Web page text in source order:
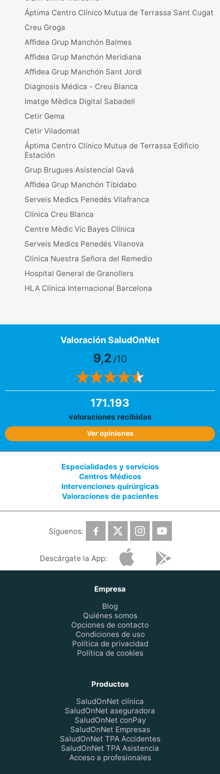
Áptima Centro Clínico Mutua de Terrassa Sant Cugat
Creu Groga
Affidea Grup Manchón Balmes
Affidea Grup Manchón Meridiana
Affidea Grup Manchón Sant Jordi
Diagnosis Médica - Creu Blanca
Imatge Mèdica Digital Sabadell
Cetir Gema
Cetir Viladomat
Áptima Centro Clínico Mutua de Terrassa Edificio
Estación
Grup Brugues Asistencial Gavá
Affidea Grup Manchón Tibidabo
Serveis Medics Penedés Vilafranca
Clínica Creu Blanca
Centre Mèdic Vic Bayes Clínica
Serveis Medics Penedés Vilanova
Clínica Nuestra Señora del Remedio
Hospital General de Granollers
HLA Clínica Internacional Barcelona
Valoración SaludOnNet
9,2 /10
171.193
valoraciones recibidas
Ver opiniones
Especialidades y servicios
Centros Médicos
Intervenciones quirúrgicas
Valoraciones de pacientes
Síguenos:
Descárgate la App:
Empresa
Blog
Quiénes somos
Opciones de contacto
Condiciones de uso
Política de privacidad
Política de cookies
Productos
SaludOnNet clínica
SaludOnNet aseguradora
SaludOnNet conPay
SaludOnNet Empresas
SaludOnNet TPA Accidentes
SaludOnNet TPA Asistencia
Acceso a profesionales